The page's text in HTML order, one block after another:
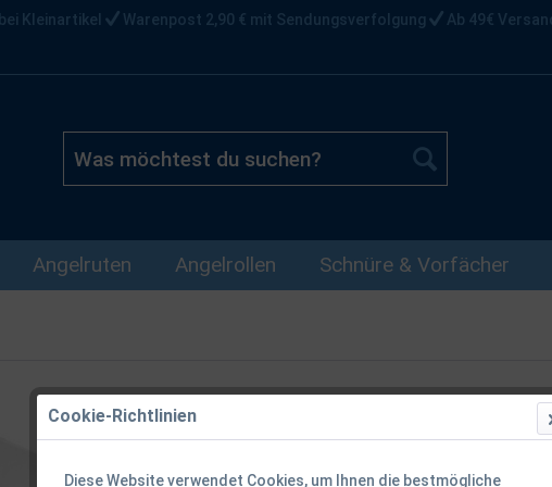
Kleinartikel Warenpost 2,90 € mit Sendungsverfolgung Ab 49€
Angelruten Angelrollen Schnüre & Vorfächer
Gamakatsu
XXL XXXL
Cookie-Richtlinien
Diese Website verwendet Cookies, um Ihnen die bestmögliche